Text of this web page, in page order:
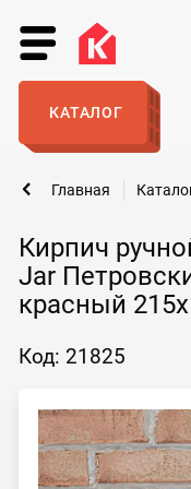
КАТАЛОГ
Кирпич
Jar
красный
Главная
Код: 21825